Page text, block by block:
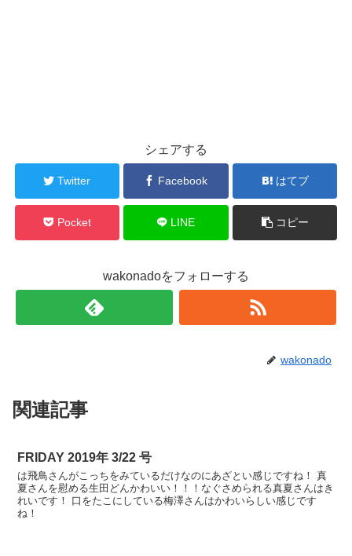
シェアする
Twitter Facebook はてブ
Pocket LINE コピー
wakonadoをフォローする
wakonado
関連記事
FRIDAY 2019年 3/22 号
は飛鳥さんがこっちをみているだけなのにあざとい感じですね！ 真
夏さんを慰める生田どんかわいい！！！なぐさめられる真夏さんはき
れいです！ 口をたこにしている梅澤さんはかわいらしい感じです
ね！